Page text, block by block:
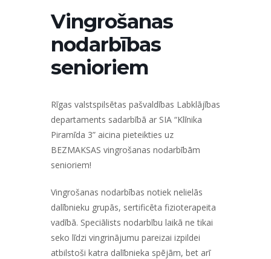
Vingrošanas
nodarbības
senioriem
Rīgas valstspilsētas pašvaldības Labklājības
departaments sadarbībā ar SIA “Klīnika
Piramīda 3” aicina pieteikties uz
BEZMAKSAS vingrošanas nodarbībām
senioriem!
Vingrošanas nodarbības notiek nelielās
dalībnieku grupās, sertificēta fizioterapeita
vadībā. Speciālists nodarbību laikā ne tikai
seko līdzi vingrinājumu pareizai izpildei
atbilstoši katra dalībnieka spējām, bet arī